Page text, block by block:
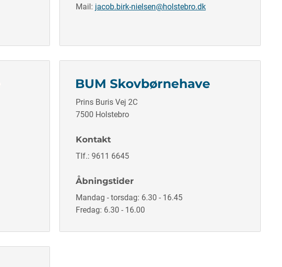
Mail: jacob.birk-nielsen@holstebro.dk
BUM Skovbørnehave
Prins Buris Vej 2C
7500 Holstebro
Kontakt
Tlf.: 9611 6645
Åbningstider
Mandag - torsdag: 6.30 - 16.45
Fredag: 6.30 - 16.00